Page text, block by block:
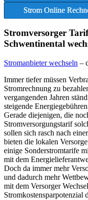
Strom Online
Stromversorger
Schwentinental
Stromanbieter wechseln –
Immer tiefer müssen
Stromrechnung zu
vergangenden Jahren
steigende
Gerade diejenigen, die
Stromversorgungstarif
sollen sich rasch nach
bieten die lokalen
einige Sonderstromtarife
mit dem
Doch da immer mehr
und dadurch mehr
mit dem Versorger
Stromkostensparpotenzial